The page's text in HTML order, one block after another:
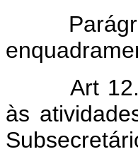
Parágrafo
Art 12.
às